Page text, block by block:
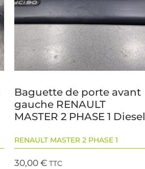
Baguette de porte avant
gauche RENAULT
MASTER 2 PHASE 1 Diesel
RENAULT MASTER 2 PHASE 1
30,00€ TTC